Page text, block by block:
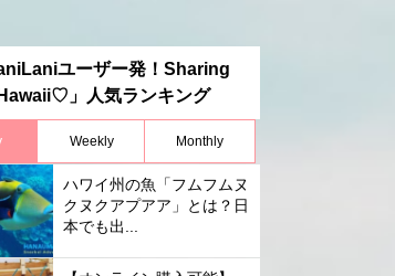
ユーザー発！Sharing
」人気ランキング
Weekly Monthly
ハワイ州の魚「フムフムヌ
クヌクアプアア」とは？日
本でも出...